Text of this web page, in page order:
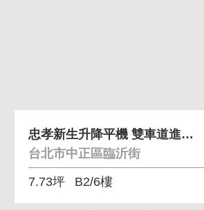
忠孝新生升降平機 雙車道進出口，免排隊
台北市中正區臨沂街
7.73坪 B2/6樓